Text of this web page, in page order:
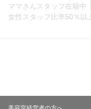
ママさんスタッフ在籍中
女性スタッフ比率50％以上